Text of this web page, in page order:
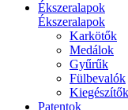
Ékszeralapok
Ékszeralapok
Karkötők
Medálok
Gyűrűk
Fülbevalók
Kiegészítők
Patentok